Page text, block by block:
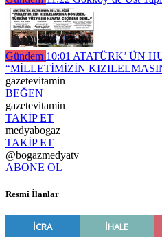
Gündem 10:01 ATATÜRK’ ÜN
“MİLLETİMİZİN
gazetevitamin
BEĞEN
gazetevitamin
TAKİP ET
medyabogaz
TAKİP ET
@bogazmedyatv
ABONE OL
Resmî İlanlar